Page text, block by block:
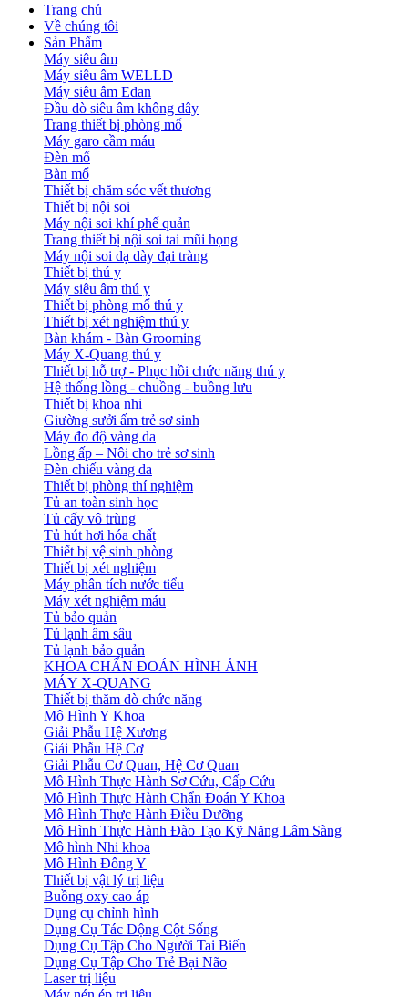
Trang chủ
Về chúng tôi
Sản Phẩm
Máy siêu âm
Máy siêu âm WELLD
Máy siêu âm Edan
Đầu dò siêu âm không dây
Trang thiết bị phòng mổ
Máy garo cầm máu
Đèn mổ
Bàn mổ
Thiết bị chăm sóc vết thương
Thiết bị nội soi
Máy nội soi khí phế quản
Trang thiết bị nội soi tai mũi họng
Máy nội soi dạ dày đại tràng
Thiết bị thú y
Máy siêu âm thú y
Thiết bị phòng mổ thú y
Thiết bị xét nghiệm thú y
Bàn khám - Bàn Grooming
Máy X-Quang thú y
Thiết bị hỗ trợ - Phục hồi chức năng thú y
Hệ thống lồng - chuồng - buồng lưu
Thiết bị khoa nhi
Giường sưởi ấm trẻ sơ sinh
Máy đo độ vàng da
Lồng ấp – Nôi cho trẻ sơ sinh
Đèn chiếu vàng da
Thiết bị phòng thí nghiệm
Tủ an toàn sinh học
Tủ cấy vô trùng
Tủ hút hơi hóa chất
Thiết bị vệ sinh phòng
Thiết bị xét nghiệm
Máy phân tích nước tiểu
Máy xét nghiệm máu
Tủ bảo quản
Tủ lạnh âm sâu
Tủ lạnh bảo quản
KHOA CHẨN ĐOÁN HÌNH ẢNH
MÁY X-QUANG
Thiết bị thăm dò chức năng
Mô Hình Y Khoa
Giải Phẫu Hệ Xương
Giải Phẫu Hệ Cơ
Giải Phẫu Cơ Quan, Hệ Cơ Quan
Mô Hình Thực Hành Sơ Cứu, Cấp Cứu
Mô Hình Thực Hành Chẩn Đoán Y Khoa
Mô Hình Thực Hành Điều Dưỡng
Mô Hình Thực Hành Đào Tạo Kỹ Năng Lâm Sàng
Mô hình Nhi khoa
Mô Hình Đông Y
Thiết bị vật lý trị liệu
Buồng oxy cao áp
Dụng cụ chỉnh hình
Dụng Cụ Tác Động Cột Sống
Dụng Cụ Tập Cho Người Tai Biến
Dụng Cụ Tập Cho Trẻ Bại Não
Laser trị liệu